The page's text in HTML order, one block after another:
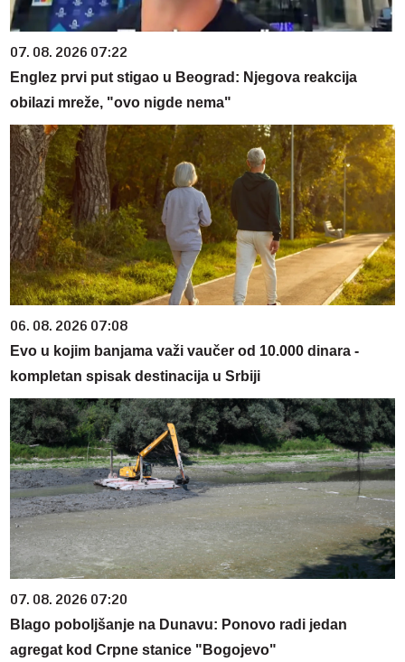
07. 08. 2026 07:22
Englez prvi put stigao u Beograd: Njegova reakcija
obilazi mreže, "ovo nigde nema"
06. 08. 2026 07:08
Evo u kojim banjama važi vaučer od 10.000 dinara -
kompletan spisak destinacija u Srbiji
07. 08. 2026 07:20
Blago poboljšanje na Dunavu: Ponovo radi jedan
agregat kod Crpne stanice "Bogojevo"